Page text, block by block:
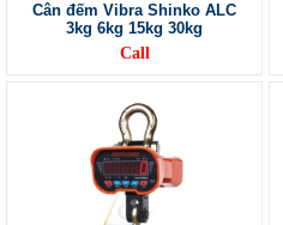
Cân đếm Vibra Shinko ALC
3kg 6kg 15kg 30kg
Call